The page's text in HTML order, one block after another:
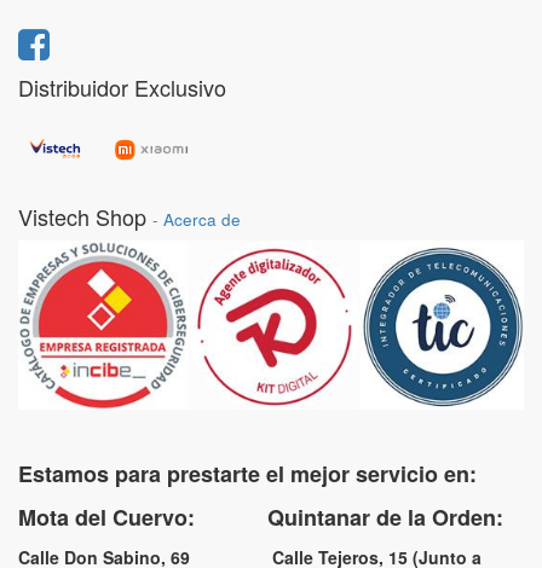
Distribuidor Exclusivo
Vistech Shop - Acerca de
Estamos para prestarte el mejor servicio en:
Mota del Cuervo: Quintanar de la Orden:
Calle Don Sabino, 69 Calle Tejeros, 15 (Junto a